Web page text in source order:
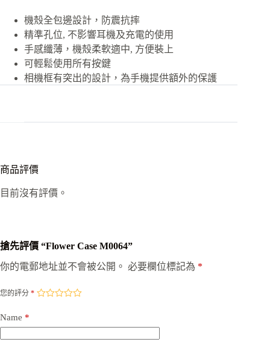
機殼全包邊設計，防震抗摔
精準孔位, 不影響耳機及充電的使用
手感纖薄，機殼柔軟適中, 方便裝上
可輕鬆使用所有按鍵
相機框有突出的設計，為手機提供額外的保護
商品評價
目前沒有評價。
搶先評價 “Flower Case M0064”
你的電郵地址並不會被公開。 必要欄位標記為 *
您的評分 *
Name *